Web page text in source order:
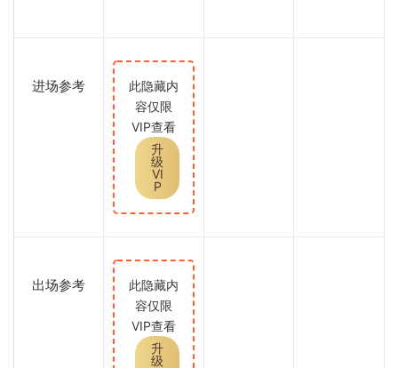
进场参考
此隐藏内
容仅限
VIP查看
升
级
VI
P
出场参考
此隐藏内
容仅限
VIP查看
升
级